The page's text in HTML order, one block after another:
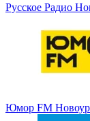
Русское Радио
Юмор FM